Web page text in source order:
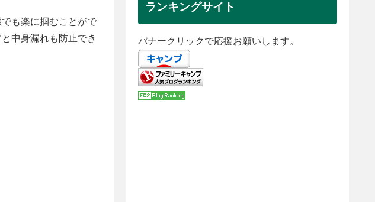
も楽に掴むことがで
中身漏れも防止でき
ランキングサイト
バナークリックで応援お願いします。